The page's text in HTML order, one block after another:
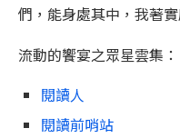
們，能身處其中，我著
流動的饗宴之眾星雲集：
閱讀人
閱讀前哨站